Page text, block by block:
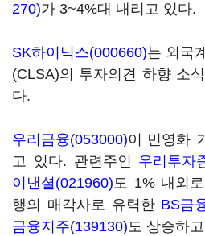
270)가 3~4%대 내리고 있다.
SK하이닉스(000660)는 외국
(CLSA)의 투자의견 하향 소
다.
우리금융(053000)이 민영화
고 있다. 관련주인 우리투자
이낸셜(021960)도 1% 내외
행의 매각사로 유력한 BS금
금융지주(139130)도 상승하